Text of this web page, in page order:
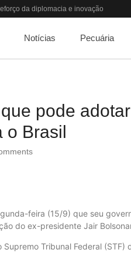
da diplomacia e inovação
em um ano no país
de Medicina Veterinária e R$ 215
Notícias Pecuária
pode
o Brasil
feira (15/9) que seu
do ex-presidente Jair
Tribunal Federal (STF)